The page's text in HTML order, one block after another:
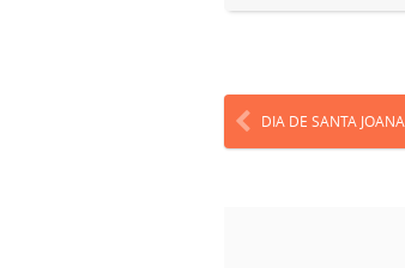
DIA DE SANTA JOANA